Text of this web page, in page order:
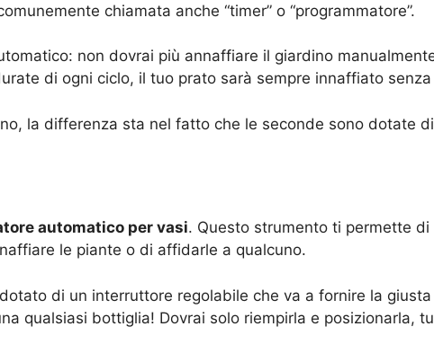
chiamata anche “timer” o “programmatore”.
non dovrai più annaffiare il giardino
di ogni ciclo, il tuo prato sarà sempre innaffiato
la differenza sta nel fatto che le seconde sono dotate
automatico per vasi. Questo strumento ti permette
le piante o di affidarle a qualcuno.
di un interruttore regolabile che va a fornire la
qualsiasi bottiglia! Dovrai solo riempirla e posizionarla,